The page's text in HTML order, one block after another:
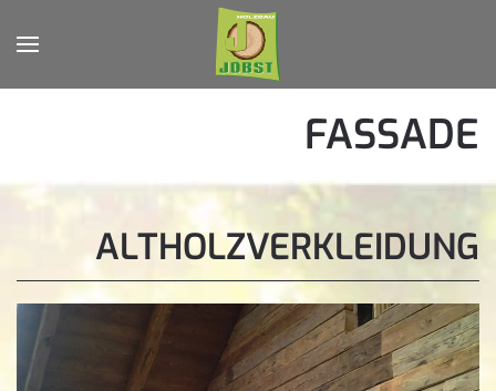
Zum Hauptinhalt springen
FASSADE
ALTHOLZVERKLEIDUNG